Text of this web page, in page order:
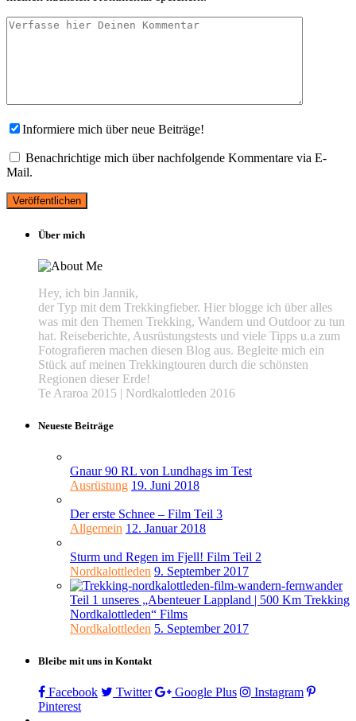
Informiere mich über neue Beiträge!
Benachrichtige mich über nachfolgende Kommentare via E-
Mail.
Über mich
Hey, ich bin Jannik,
der Typ mit dem Trekkingfieber. Hier blogge ich über alles
was mit den Themen Trekking, Wandern und Outdoor zu tun
hat. Reiseberichte, Ausrüstungstests und viele Tipps u.a zum
Fotografieren machen diesen Blog aus. Begleite mich ein
Stück auf meinen Trekkingtouren durch die schönsten
Regionen dieser Erde!
Te Araroa 2015 | Nordkalottleden 2016
Neueste Beiträge
Gnaur 90 RL von Lundhags im Test
Ausrüstung 19. Juni 2018
Der erste Schnee – Film Teil 3
Allgemein 12. Januar 2018
Sturm und Regen im Fjell! Film Teil 2
Nordkalottleden 9. September 2017
Teil 1 unseres „Abenteuer Lappland | 500 Km Trekking
Nordkalottleden“ Films
Nordkalottleden 5. September 2017
Bleibe mit uns in Kontakt
Facebook Twitter Google Plus
Instagram
Pinterest